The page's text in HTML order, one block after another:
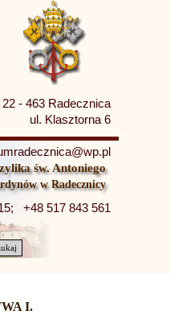
22 - 463 Radecznica
+48 517 843 561
ul. Klasztorna 6
św. Antoniego
w Radecznicy
I.